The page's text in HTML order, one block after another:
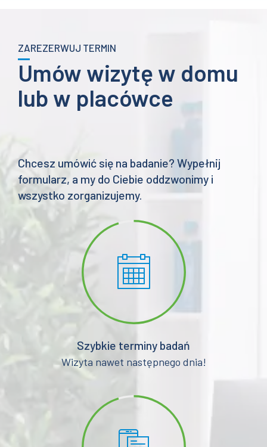
ZAREZERWUJ TERMIN
Umów wizytę w domu
lub w placówce
Chcesz umówić się na badanie? Wypełnij
formularz, a my do Ciebie oddzwonimy i
wszystko zorganizujemy.
Szybkie terminy badań
Wizyta nawet następnego dnia!